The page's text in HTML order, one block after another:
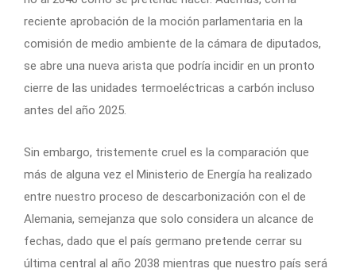
reciente aprobación de la moción parlamentaria en la
comisión de medio ambiente de la cámara de diputados,
se abre una nueva arista que podría incidir en un pronto
cierre de las unidades termoeléctricas a carbón incluso
antes del año 2025.
Sin embargo, tristemente cruel es la comparación que
más de alguna vez el Ministerio de Energía ha realizado
entre nuestro proceso de descarbonización con el de
Alemania, semejanza que solo considera un alcance de
fechas, dado que el país germano pretende cerrar su
última central al año 2038 mientras que nuestro país será